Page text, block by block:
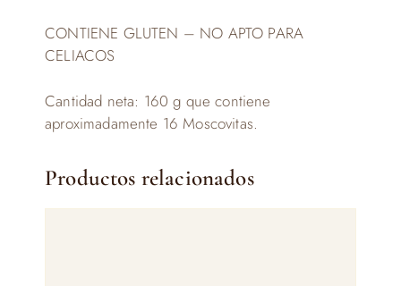
CONTIENE GLUTEN – NO APTO PARA
CELIACOS
Cantidad neta: 160 g que contiene
aproximadamente 16 Moscovitas.
Productos relacionados